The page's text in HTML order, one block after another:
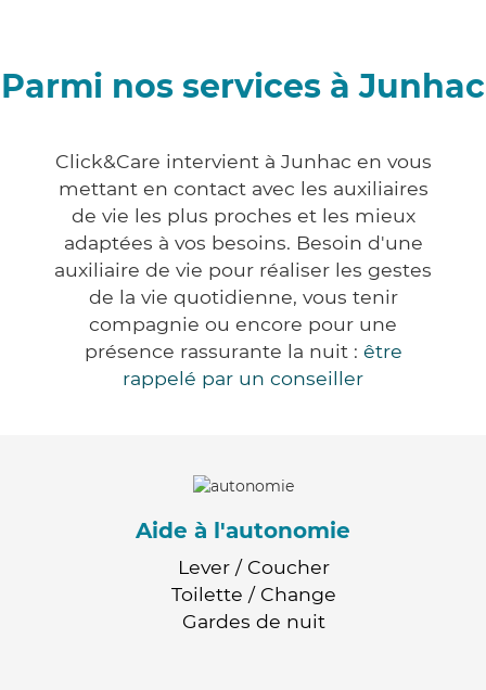
Parmi nos services à Junhac
Click&Care intervient à Junhac en vous
mettant en contact avec les auxiliaires
de vie les plus proches et les mieux
adaptées à vos besoins. Besoin d'une
auxiliaire de vie pour réaliser les gestes
de la vie quotidienne, vous tenir
compagnie ou encore pour une
présence rassurante la nuit : être
rappelé par un conseiller
Aide à l'autonomie
Lever / Coucher
Toilette / Change
Gardes de nuit